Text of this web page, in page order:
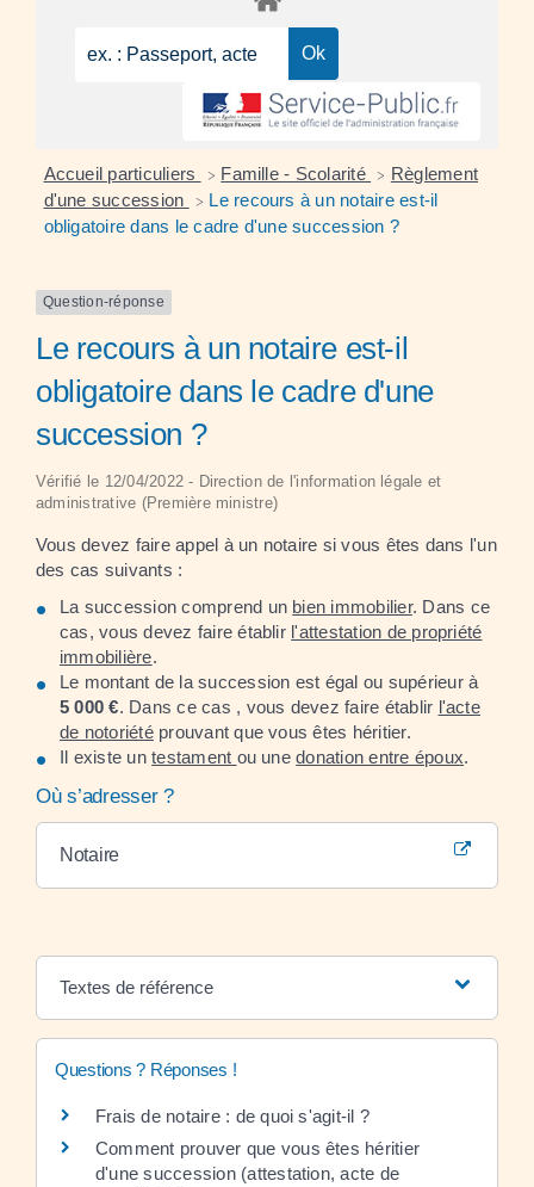
Accueil particuliers > Famille - Scolarité > Règlement
d'une succession
> Le recours à un notaire est-il
obligatoire dans le cadre d'une succession ?
Question-réponse
Le recours à un notaire est-il
obligatoire dans le cadre d'une
succession ?
Vérifié le 12/04/2022 - Direction de l'information légale et
administrative (Première ministre)
Vous devez faire appel à un notaire si vous êtes dans l'un
des cas suivants :
La succession comprend un bien immobilier. Dans ce
cas, vous devez faire établir l'attestation de propriété
immobilière.
Le montant de la succession est égal ou supérieur à
5 000 €. Dans ce cas , vous devez faire établir l'acte
de notoriétéprouvant que vous êtes héritier.
Il existe untestament ou unedonation entre époux.
Où s’adresser ?
Notaire
Textes de référence
Questions ? Réponses !
Frais de notaire : de quoi s'agit-il ?
Comment prouver que vous êtes héritier
d'une succession (attestation, acte de